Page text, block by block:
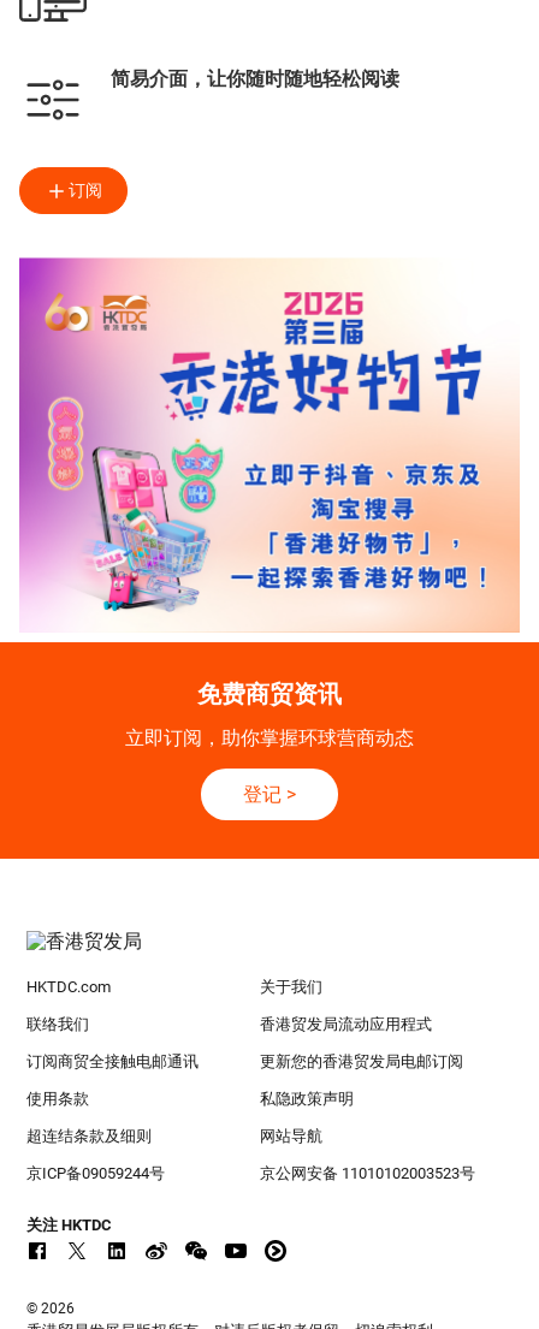
简易介面，让你随时随地轻松阅读
订阅
免费商贸资讯
立即订阅，助你掌握环球营商动态
登记 >
HKTDC.com 关于我们
联络我们 香港贸发局流动应用程式
订阅商贸全接触电邮通讯 更新您的香港贸发局电邮订阅
使用条款 私隐政策声明
超连结条款及细则 网站导航
京ICP备09059244号 京公网安备 11010102003523号
关注 HKTDC
© 2026